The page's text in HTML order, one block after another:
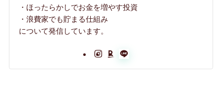
・ほったらかしでお金を増やす投資
・浪費家でも貯まる仕組み
について発信しています。